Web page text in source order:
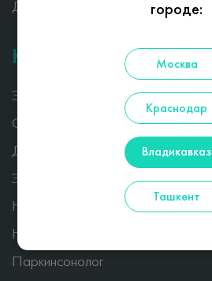
Для пациентов
Консультации
Эпилептолог
Сомнолог и детский невролог
Дефектолог
Эпилептолог детский
Нейрохирург
Невролог
Паркинсонолог
городе:
Москва
Краснодар
Владикавказ
Ташкент